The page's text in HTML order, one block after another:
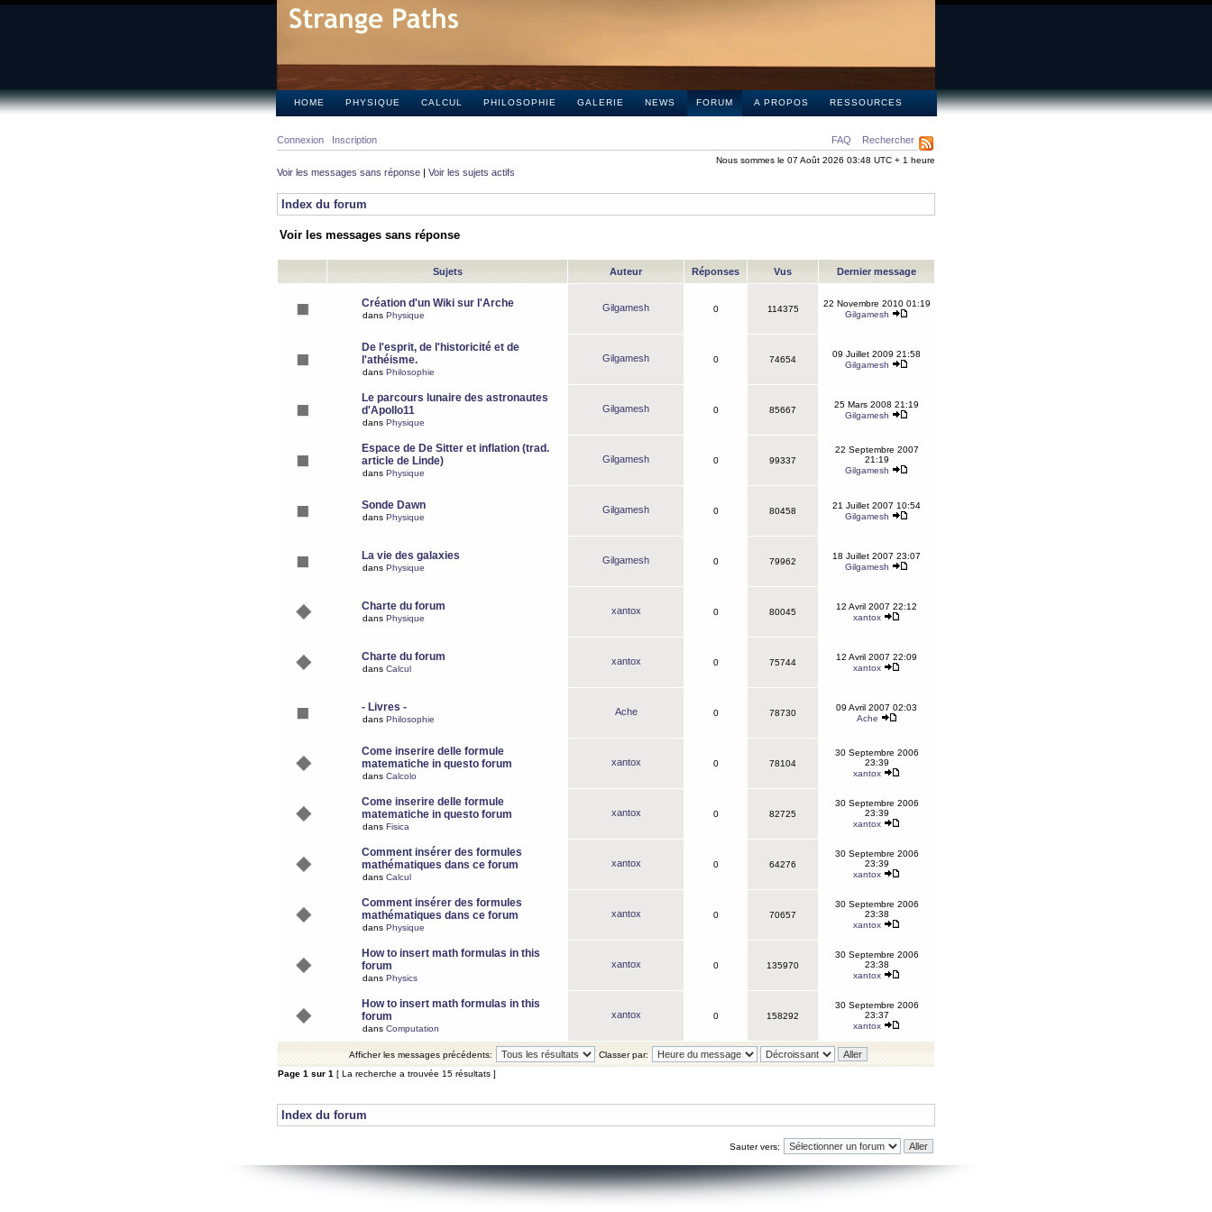
HOME PHYSIQUE CALCUL PHILOSOPHIE GALERIE NEWS FORUM A PROPOS RESSOURCES
FAQ Rechercher
Connexion Inscription
Nous sommes le 07 Août 2026 03:48 UTC + 1 heure
Voir les messages sans réponse | Voir les sujets actifs
Index du forum
Voir les messages sans réponse
Sujets Auteur Réponses Vus Dernier message
Création d'un Wiki sur l'Arche
dans Physique
Gilgamesh 0 114375
22 Novembre 2010 01:19
Gilgamesh
De l'esprit, de l'historicité et de
l'athéisme.
dans Philosophie
Gilgamesh 0 74654
09 Juillet 2009 21:58
Gilgamesh
Le parcours lunaire des astronautes
d'Apollo11
dans Physique
Gilgamesh 0 85667
25 Mars 2008 21:19
Gilgamesh
Espace de De Sitter et inflation (trad.
article de Linde)
dans Physique
Gilgamesh 0 99337
22 Septembre 2007
21:19
Gilgamesh
Sonde Dawn
dans Physique
Gilgamesh 0 80458
21 Juillet 2007 10:54
Gilgamesh
La vie des galaxies
dans Physique
Gilgamesh 0 79962
18 Juillet 2007 23:07
Gilgamesh
Charte du forum
dans Physique
xantox 0 80045
12 Avril 2007 22:12
xantox
Charte du forum
dans Calcul
xantox 0 75744
12 Avril 2007 22:09
xantox
- Livres -
dans Philosophie
Ache 0 78730
09 Avril 2007 02:03
Ache
Come inserire delle formule
matematiche in questo forum
dans Calcolo
xantox 0 78104
30 Septembre 2006
23:39
xantox
Come inserire delle formule
matematiche in questo forum
dans Fisica
xantox 0 82725
30 Septembre 2006
23:39
xantox
Comment insérer des formules
mathématiques dans ce forum
dans Calcul
xantox 0 64276
30 Septembre 2006
23:39
xantox
Comment insérer des formules
mathématiques dans ce forum
dans Physique
xantox 0 70657
30 Septembre 2006
23:38
xantox
How to insert math formulas in this
forum
dans Physics
xantox 0 135970
30 Septembre 2006
23:38
xantox
How to insert math formulas in this
forum
dans Computation
xantox 0 158292
30 Septembre 2006
23:37
xantox
Afficher les messages précédents:
Classer par:
Page 1 sur 1 [ La recherche a trouvée 15 résultats ]
Index du forum
Sauter vers: